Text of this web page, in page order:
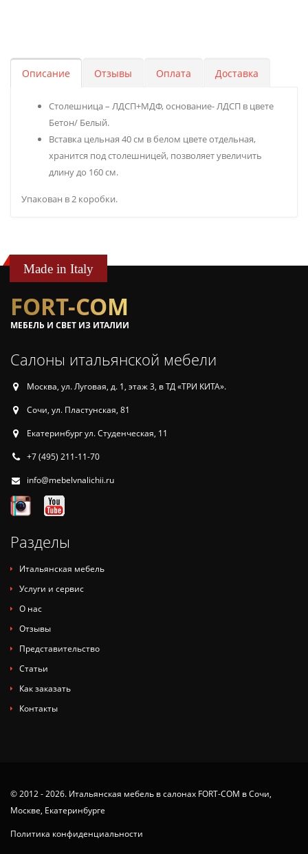
Описание Отзывы Оплата Доставка
Столешница – ЛДСП+МДФ, основание- ЛДСП в цвете
Бетон/ Белый.
Вставка цельная 40 см в белом цвете отдельная,
хранится под столешницей, позволяет увеличить
длину до 160 см.
Упакован в 2 коробки.
Made in Italy
FORT-COM
МЕБЕЛЬ И СВЕТ ИЗ ИТАЛИИ
Салоны итальянской мебели
Москва, ул. Луговая, д. 1, этаж 3, в ТД «ТРИ КИТА».
Сочи, ул. Пластунская, 81
Екатеринбург ул. Студенческая, 11
+7 (495) 211-11-70
info@mebelvnalichii.ru
Разделы
Итальянская мебель
Услуги и сервис
О нас
Отзывы
Представительство
Статьи
Как заказать
Контакты
© 2012 - 2026. Итальянская мебель в салонах FORT-COM в Сочи,
Москве, Екатеринбурге
Политика конфиденциальности